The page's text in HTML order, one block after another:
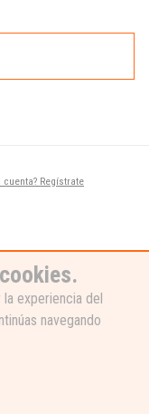
Regístrate
experiencia del
navegando